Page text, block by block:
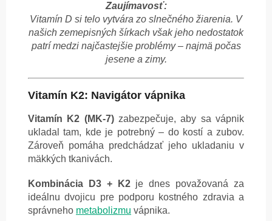
Zaujímavosť:
Vitamín D si telo vytvára zo slnečného žiarenia. V
našich zemepisných šírkach však jeho nedostatok
patrí medzi najčastejšie problémy – najmä počas
jesene a zimy.
Vitamín K2: Navigátor vápnika
Vitamín K2 (MK-7)zabezpečuje, aby sa vápnik
ukladal tam, kde je potrebný – do kostí a zubov.
Zároveň pomáha predchádzať jeho ukladaniu v
mäkkých tkanivách.
Kombinácia D3 + K2je dnes považovaná za
ideálnu dvojicu pre podporu kostného zdravia a
správneho metabolizmu vápnika.